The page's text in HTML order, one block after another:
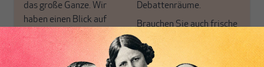
das große Ganze. Wir
haben einen Blick auf
Geld, Wirtschaft und
Politik, den Sie so
woanders nicht finden.
Debattenräume.
Brauchen Sie auch frische
Luft? Dann folgen Sie
einfach dem Button.